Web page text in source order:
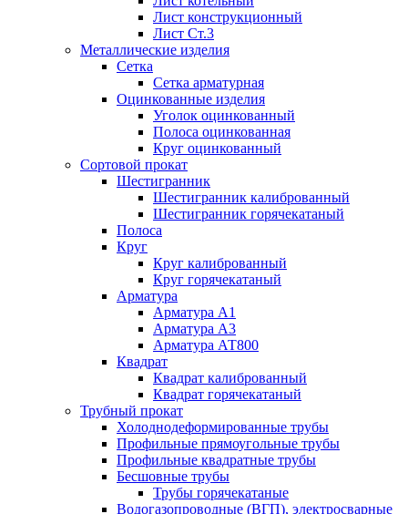
Лист конструкционный
Лист Ст.3
Металлические изделия
Сетка
Сетка арматурная
Оцинкованные изделия
Уголок оцинкованный
Полоса оцинкованная
Круг оцинкованный
Сортовой прокат
Шестигранник
Шестигранник калиброванный
Шестигранник горячекатаный
Полоса
Круг
Круг калиброванный
Круг горячекатаный
Арматура
Арматура А1
Арматура А3
Арматура АТ800
Квадрат
Квадрат калиброванный
Квадрат горячекатаный
Трубный прокат
Холоднодеформированные трубы
Профильные прямоугольные трубы
Профильные квадратные трубы
Бесшовные трубы
Трубы горячекатаные
Водогазопроводные (ВГП), электросварные